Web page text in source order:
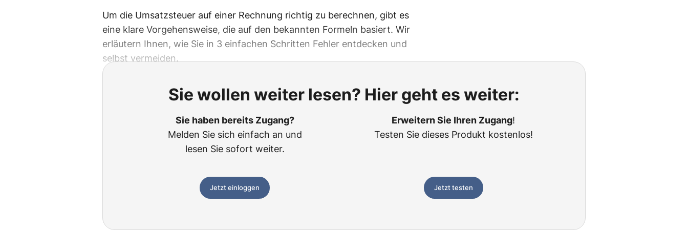
Um die Umsatzsteuer auf einer Rechnung richtig zu berechnen, gibt es
eine klare Vorgehensweise, die auf den bekannten Formeln basiert. Wir
erläutern Ihnen, wie Sie in 3 einfachen Schritten Fehler entdecken und
selbst vermeiden.
Sie wollen weiter lesen? Hier geht es weiter:
Sie haben bereits Zugang?
Melden Sie sich einfach an und
lesen Sie sofort weiter.
Erweitern Sie Ihren Zugang!
Testen Sie dieses Produkt kostenlos!
Jetzt einloggen Jetzt testen